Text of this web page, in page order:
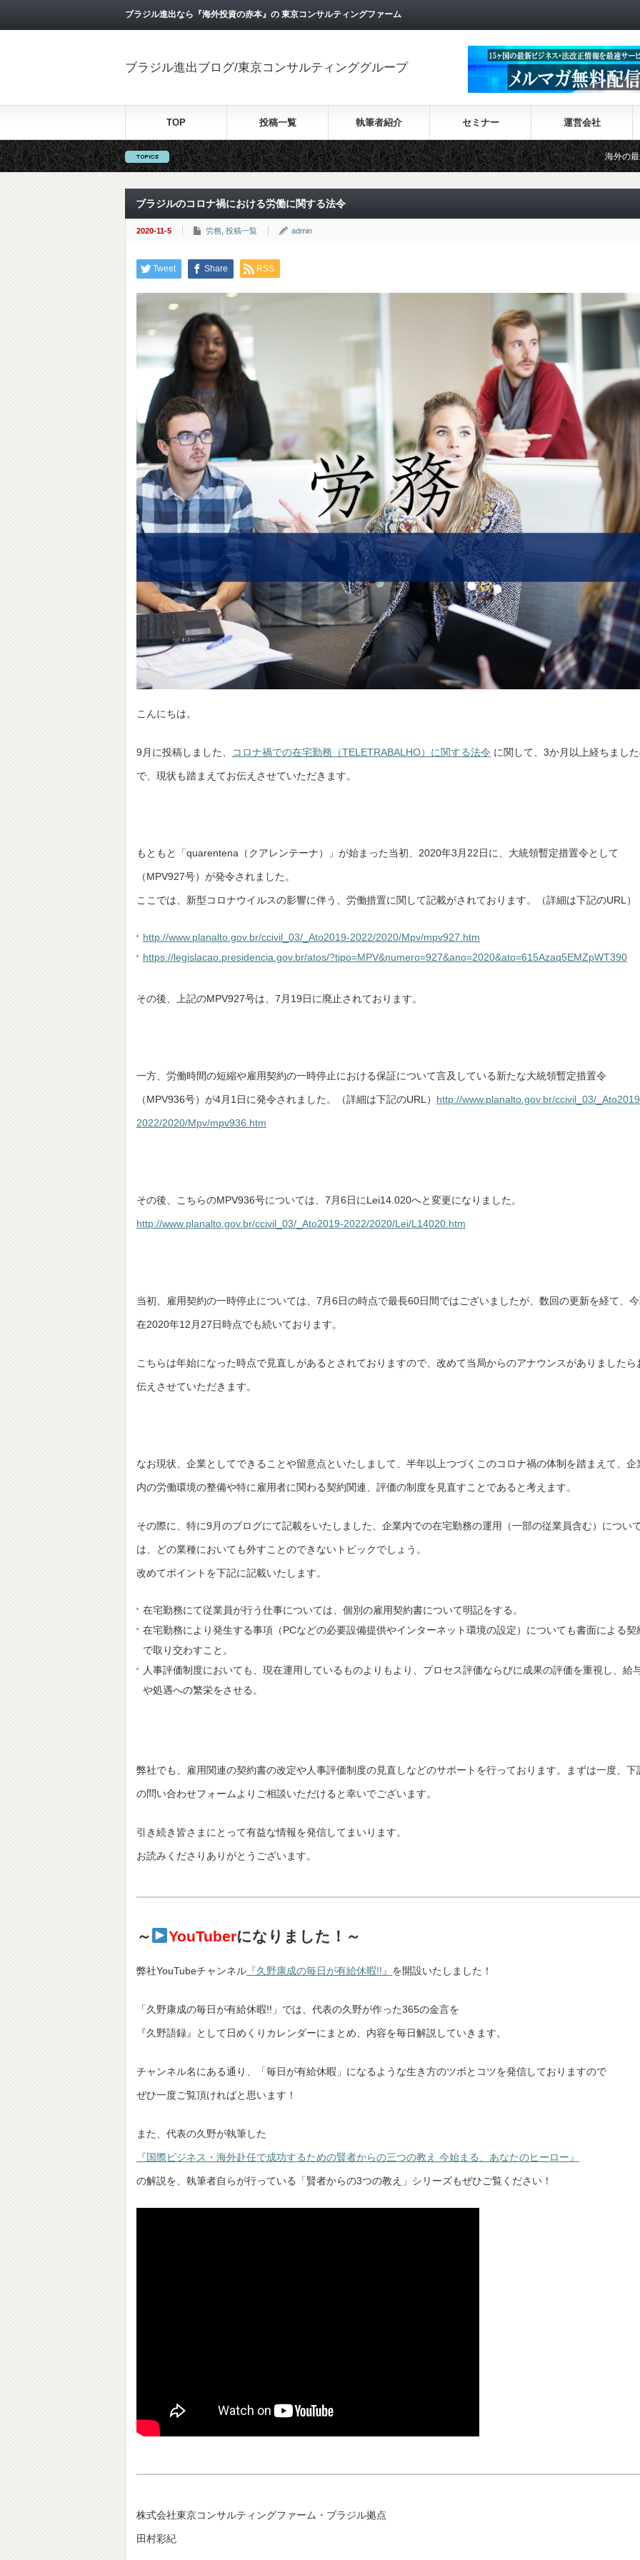
ブラジル進出なら『海外投資の赤本』の 東京コンサルティングファーム
ブラジル進出ブログ/東京コンサルティンググループ
TOP 投稿一覧 執筆者紹介 セミナー 運営会社
海外の最新ビジネス情報
ブラジルのコロナ禍における労働に関する法令
2020-11-5 労務 投稿一覧 admin
Tweet Share RSS
こんにちは。
9月に投稿しました、 コロナ禍での在宅勤務（TELETRABALHO）に関する法令 に関して、3か月以上経ちまし
で、現状も踏まえてお伝えさせていただきます。
もともと「quarentena（クアレンテーナ）」が始まった当初、2020年3月22日に、大統領暫定措置令として
（MPV927号）が発令されました。
ここでは、新型コロナウイルスの影響に伴う、労働措置に関して記載がされております。（詳細は下記のURL）
http://www.planalto.gov.br/ccivil_03/_Ato2019-2022/2020/Mpv/mpv927.htm
https://legislacao.presidencia.gov.br/atos/?tipo=MPV&numero=927&ano=2020&ato=615Azaq5EMZpWT390
その後、上記のMPV927号は、7月19日に廃止されております。
一方、労働時間の短縮や雇用契約の一時停止における保証について言及している新たな大統領暫定措置令
（MPV936号）が4月1日に発令されました。（詳細は下記のURL） http://www.planalto.gov.br/ccivil_03/
2022/2020/Mpv/mpv936.htm
その後、こちらのMPV936号については、7月6日にLei14.020へと変更になりました。
http://www.planalto.gov.br/ccivil_03/_Ato2019-2022/2020/Lei/L14020.htm
当初、雇用契約の一時停止については、7月6日の時点で最長60日間ではございましたが、数回の更新を経て、
在2020年12月27日時点でも続いております。
こちらは年始になった時点で見直しがあるとされておりますので、改めて当局からのアナウンスがありましたら
伝えさせていただきます。
なお現状、企業としてできることや留意点といたしまして、半年以上つづくこのコロナ禍の体制を踏まえて、企
内の労働環境の整備や特に雇用者に関わる契約関連、評価の制度を見直すことであると考えます。
その際に、特に9月のブログにて記載をいたしました、企業内での在宅勤務の運用（一部の従業員含む）につい
は、どの業種においても外すことのできないトピックでしょう。
改めてポイントを下記に記載いたします。
在宅勤務にて従業員が行う仕事については、個別の雇用契約書について明記をする。
在宅勤務により発生する事項（PCなどの必要設備提供やインターネット環境の設定）についても書面による契
で取り交わすこと。
人事評価制度においても、現在運用しているものよりもより、プロセス評価ならびに成果の評価を重視し、給
や処遇への繁栄をさせる。
弊社でも、雇用関連の契約書の改定や人事評価制度の見直しなどのサポートを行っております。まずは一度、下
の問い合わせフォームよりご相談いただけると幸いでございます。
引き続き皆さまにとって有益な情報を発信してまいります。
お読みくださりありがとうございます。
～ YouTuberになりました！～
弊社YouTubeチャンネル 『久野康成の毎日が有給休暇!!』 を開設いたしました！
「久野康成の毎日が有給休暇!!」では、代表の久野が作った365の金言を
『久野語録』として日めくりカレンダーにまとめ、内容を毎日解説していきます。
チャンネル名にある通り、「毎日が有給休暇」になるような生き方のツボとコツを発信しておりますので
ぜひ一度ご覧頂ければと思います！
また、代表の久野が執筆した
『国際ビジネス・海外赴任で成功するための賢者からの三つの教え 今始まる、あなたのヒーロー』
の解説を、執筆者自らが行っている「賢者からの3つの教え」シリーズもぜひご覧ください！
株式会社東京コンサルティングファーム・ブラジル拠点
田村彩紀